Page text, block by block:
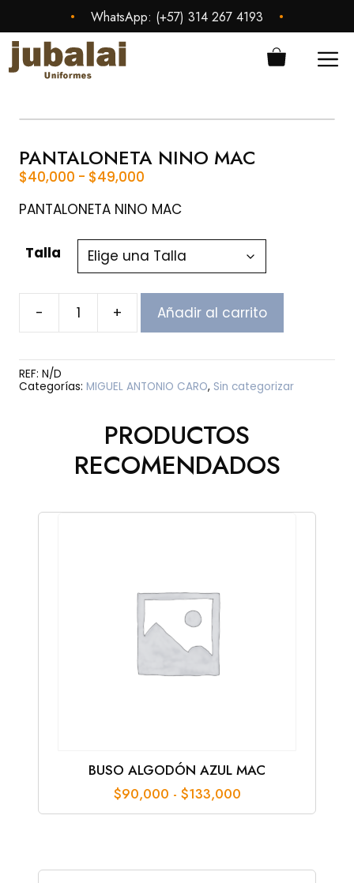
contenido
• WhatsApp: (+57) 314 267 4193 •
PANTALONETA NINO MAC
$40,000 - $49,000
precios:
$40,000
hasta
$49,000
PANTALONETA NINO MAC
Talla
-
PANTALONETA
NINO
+ Añadir al carrito
REF: N/D
Categorías: MIGUEL ANTONIO CARO, Sin categorizar
PRODUCTOS
RECOMENDADOS
BUSO ALGODÓN AZUL MAC
$90,000 - $133,000Rango
de
hasta